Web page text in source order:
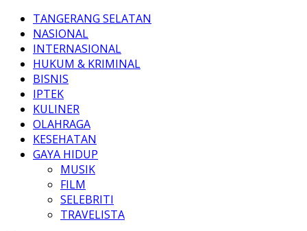
TANGERANG SELATAN
NASIONAL
INTERNASIONAL
HUKUM & KRIMINAL
BISNIS
IPTEK
KULINER
OLAHRAGA
KESEHATAN
GAYA HIDUP
MUSIK
FILM
SELEBRITI
TRAVELISTA